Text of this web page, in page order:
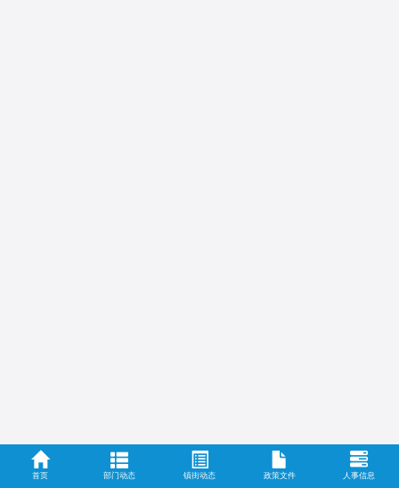
首页 部门动态 镇街动态 政策文件 人事信息